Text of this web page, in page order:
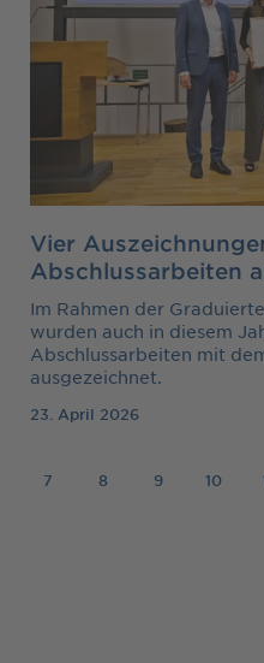
Vier
Abschlussarbeiten
Im Rahmen der
wurden auch in diesem
Abschlussarbeiten mit
ausgezeichnet.
23. April 2026
7 8 9 10